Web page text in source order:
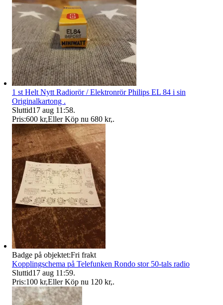
1 st Helt Nytt Radiorör / Elektronrör Philips EL 84 i sin
Originalkartong .
Sluttid17 aug 11:58.
Pris:600 kr,Eller Köp nu 680 kr,.
Badge på objektet:Fri frakt
Kopplingschema på Telefunken Rondo stor 50-tals radio
Sluttid17 aug 11:59.
Pris:100 kr,Eller Köp nu 120 kr,.